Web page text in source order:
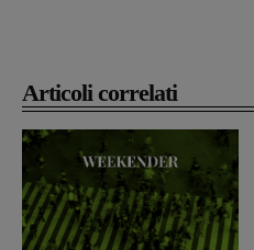
Articoli correlati